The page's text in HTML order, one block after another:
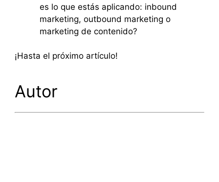
es lo que estás aplicando: inbound
marketing, outbound marketing o
marketing de contenido?
¡Hasta el próximo artículo!
Autor